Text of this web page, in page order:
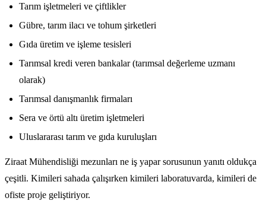
Tarım işletmeleri ve çiftlikler
Gübre, tarım ilacı ve tohum şirketleri
Gıda üretim ve işleme tesisleri
Tarımsal kredi veren bankalar (tarımsal değerleme uzmanı
olarak)
Tarımsal danışmanlık firmaları
Sera ve örtü altı üretim işletmeleri
Uluslararası tarım ve gıda kuruluşları
Ziraat Mühendisliği mezunları ne iş yapar sorusunun yanıtı oldukça
çeşitli. Kimileri sahada çalışırken kimileri laboratuvarda, kimileri de
ofiste proje geliştiriyor.